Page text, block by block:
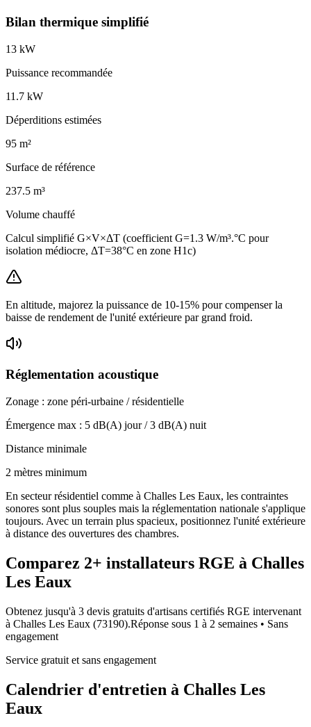
Bilan thermique simplifié
13 kW
Puissance recommandée
11.7 kW
Déperditions estimées
95 m²
Surface de référence
237.5 m³
Volume chauffé
Calcul simplifié G×V×ΔT (coefficient G=1.3 W/m³.°C pour
isolation médiocre, ΔT=38°C en zone H1c)
En altitude, majorez la puissance de 10-15% pour compenser la
baisse de rendement de l'unité extérieure par grand froid.
Réglementation acoustique
Zonage : zone péri-urbaine / résidentielle
Émergence max : 5 dB(A) jour /3 dB(A) nuit
Distance minimale
2 mètres minimum
En secteur résidentiel comme à Challes Les Eaux, les contraintes
sonores sont plus souples mais la réglementation nationale s'applique
toujours. Avec un terrain plus spacieux, positionnez l'unité extérieure
à distance des ouvertures des chambres.
Comparez 2+ installateurs RGE à Challes
Les Eaux
Obtenez jusqu'à 3 devis gratuits d'artisans certifiés RGE intervenant
à Challes Les Eaux (73190).Réponse sous 1 à 2 semaines • Sans
engagement
Service gratuit et sans engagement
Calendrier d'entretien à Challes Les
Eaux